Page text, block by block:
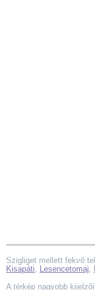
Szigliget mellett fekvő
Kisapáti, Lesencetomaj,
A térkép nagyobb